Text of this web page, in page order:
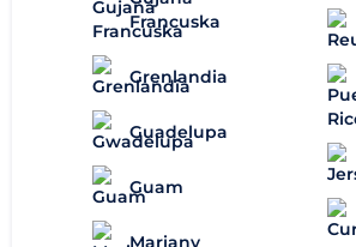
Francuska
Grenlandia
Guadelupa
Guam
Mariany